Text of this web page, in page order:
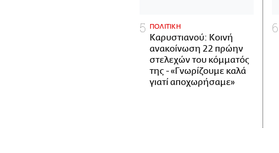
ΠΟΛΙΤΙΚΗ
Καρυστιανού: Κοινή
ανακοίνωση 22 πρώην
στελεχών του κόμματός
της - «Γνωρίζουμε καλά
γιατί αποχωρήσαμε»